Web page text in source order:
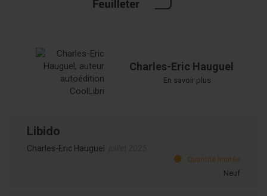
Charles-Eric Hauguel
En savoir plus
Libido
Charles-Eric Hauguel
Quantité limitée
Neuf